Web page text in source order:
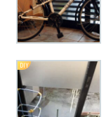
DIY